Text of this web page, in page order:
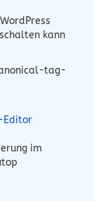
kann
tag-
Editor
im